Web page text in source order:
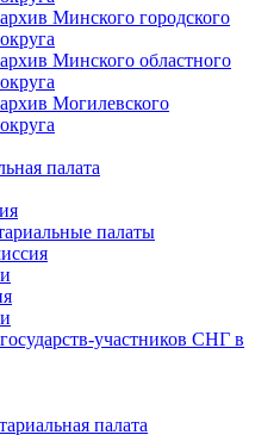
Минского городского
Минского областного
Могилевского
палата
палаты
участников СНГ в
палата